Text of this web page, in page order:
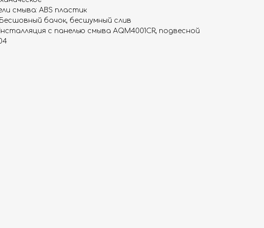
смыва: ABS пластик
бачок, бесшумный слив
с панелью смыва AQM4001CR, подвесной